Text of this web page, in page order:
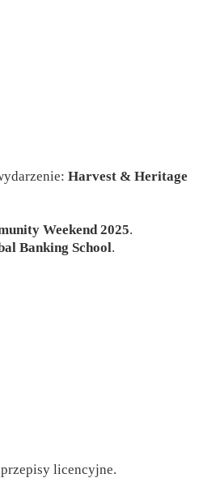
Harvest & Heritage
Weekend 2025.
Banking School.
licencyjne.